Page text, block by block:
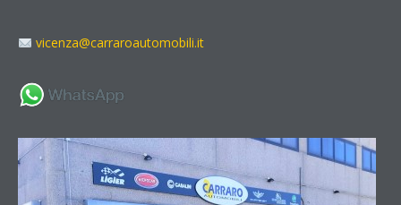
vicenza@carraroautomobili.it